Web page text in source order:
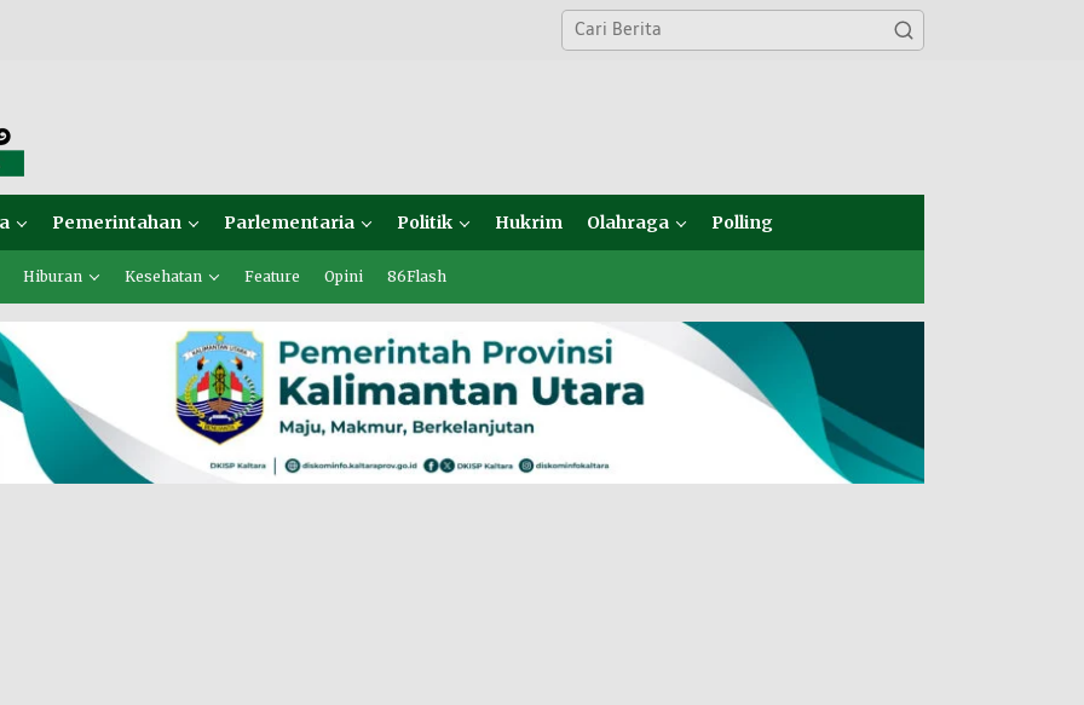
Pemerintahan Parlementaria Politik Hukrim Olahraga Polling
Hiburan Kesehatan Feature Opini 86Flash